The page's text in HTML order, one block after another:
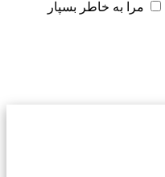
مرا به خاطر بسپار